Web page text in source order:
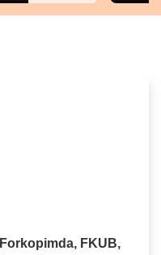
FKUB,